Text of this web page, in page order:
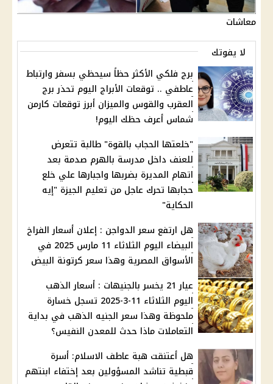
معاشات
لا يفوتك
برج فلكي الأكثر حظاً سيحظي بسفر وارتباط
عاطفي .. توقعات الأبراج اليوم تحذر برج
العقرب والقوس والميزان أبرز توقعات كارمن
شماس أعرف حظك اليوم!
"خلعتها الحجاب بالقوة" طالبة تتعرض
للعنف داخل مدرسة بالهرم صدمة بعد
اتهام المديرة بضربها واجبارها علي خلع
حجابها تحرك عاجل من تعليم الجيزة "إيه
الحكاية"
هل ارتفع سعر الدواجن : إعلان أسعار الفراخ
البيضاء اليوم الثلاثاء 11 مارس 2025 في
الأسواق المصرية وهذا سعر كرتونة البيض
عيار 21 يخسر بالجنيهات : أسعار الذهب
اليوم الثلاثاء 11-3-2025 تسجل خسارة
ملحوظة وهذا سعر الجنيه الذهب في بداية
التعاملات ماذا حدث للمعدن النفيس؟
هل أعتنقت هبة عاطف الاسلام: أسرة
قبطية تناشد المسؤولين بعد إختفاء ابنتهم